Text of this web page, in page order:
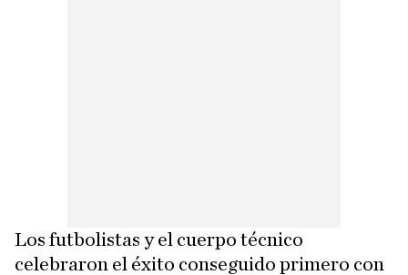
Los futbolistas y el cuerpo técnico
celebraron el éxito conseguido primero con